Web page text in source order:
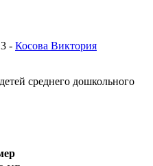
- Косова Виктория
среднего дошкольного